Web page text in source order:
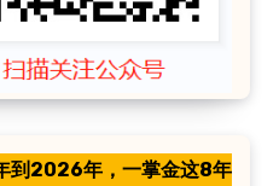
到2026年，一掌金这8年